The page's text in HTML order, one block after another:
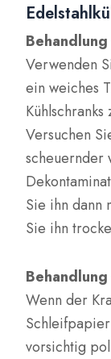
Verwenden
ein weiches
Versuchen
scheuernder
Sie ihn dann
Sie ihn
Wenn der
vorsichtig